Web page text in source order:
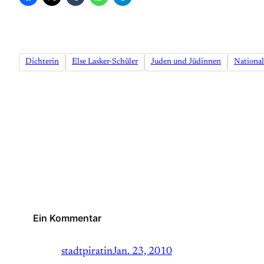
Dichterin Else Lasker-Schüler Juden und Jüdinnen
Ein Kommentar
stadtpiratinJan. 23, 2010